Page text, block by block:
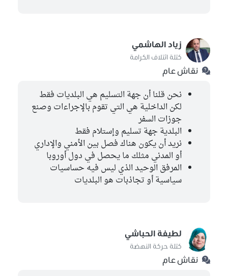
زياد الهاشمي
كتلة ائتلاف الكرامة
نقاش عام
نحن قلنا أن جهة التسليم هي البلديات فقط
لكن الداخلية هي التي تقوم بالإجراءات وصنع
جوزات السفر
البلدية جهة تسليم وإستلام فقط
نريد أن يكون هناك فصل بين الأمني والإداري
أو المدني مثلك ما يحصل في دول أوروبا
المرفق الوحيد الذي ليس فيه حساسيات
سياسية أو تجاذبات هو البلديات
لطيفة الحباشي
كتلة حركة النهضة
نقاش عام